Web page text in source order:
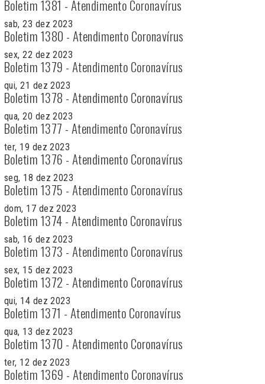
Boletim 1381 - Atendimento Coronavírus
sab, 23 dez 2023
Boletim 1380 - Atendimento Coronavírus
sex, 22 dez 2023
Boletim 1379 - Atendimento Coronavírus
qui, 21 dez 2023
Boletim 1378 - Atendimento Coronavírus
qua, 20 dez 2023
Boletim 1377 - Atendimento Coronavírus
ter, 19 dez 2023
Boletim 1376 - Atendimento Coronavírus
seg, 18 dez 2023
Boletim 1375 - Atendimento Coronavírus
dom, 17 dez 2023
Boletim 1374 - Atendimento Coronavírus
sab, 16 dez 2023
Boletim 1373 - Atendimento Coronavírus
sex, 15 dez 2023
Boletim 1372 - Atendimento Coronavírus
qui, 14 dez 2023
Boletim 1371 - Atendimento Coronavírus
qua, 13 dez 2023
Boletim 1370 - Atendimento Coronavírus
ter, 12 dez 2023
Boletim 1369 - Atendimento Coronavírus